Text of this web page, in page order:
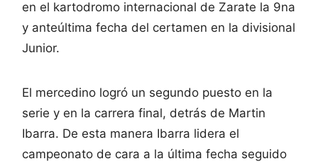
en el kartodromo internacional de Zarate la 9na
y anteúltima fecha del certamen en la divisional
Junior.
El mercedino logró un segundo puesto en la
serie y en la carrera final, detrás de Martin
Ibarra. De esta manera Ibarra lidera el
campeonato de cara a la última fecha seguido